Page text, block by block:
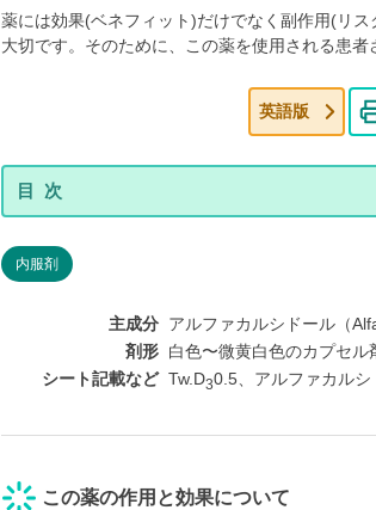
薬には効果(ベネフィット)だけでなく副作用(リ
大切です。そのために、この薬を使用される患者
英語版
内服剤
主成分 アルファカルシドール（
剤形 白色〜微黄白色のカプセ
シート記載など Tw.D30.5、アルファカル
この薬の作用と効果について